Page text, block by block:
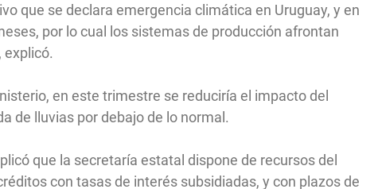
que se declara emergencia climática en Uruguay, y en
por lo cual los sistemas de producción afrontan
explicó.
en este trimestre se reduciría el impacto del
de lluvias por debajo de lo normal.
que la secretaría estatal dispone de recursos del
con tasas de interés subsidiadas, y con plazos de